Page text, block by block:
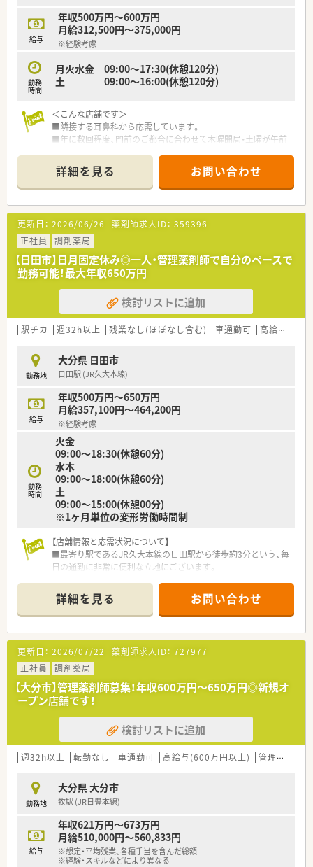
給与
年収500万円～600万円
月給312,500円～375,000円
※経験考慮
勤務
時間
月火水金 09:00～17:30(休憩120分)
土 09:00～16:00(休憩120分)
＜こんな店舗です＞
■隣接する耳鼻科から応需しています。
■年に数回程度、門前のご都合に合わせて木曜開局・土曜が午前
■現薬剤師様が70歳を超えている為、今後を見据えての後任募集
です。しっかり引継ぎ期間もございます。
＜こんな薬局です＞
■大分県内に5店舗展開している老舗薬局です
■人物面の採用に重視しており、スタッフ間の仲も良く、働きや
すい職場環境です
■協調性や調和を重視しており、人間関係も良好で定着率の高い
薬局です
詳細を見る お問い合わせ
更新日： 2026/06/26 薬剤師求人ID： 359396
正社員
調剤薬局
【日田市】日月固定休み◎一人・管理薬剤師で自分のペースで
勤務可能！最大年収650万円
検討リストに追加
駅チカ 週32h以上 残業なし(ほぼなし含む) 車通勤可 高給与(600万円以上)
勤務地
大分県 日田市
日田駅 (JR久大本線)
給与
年収500万円～650万円
月給357,100円～464,200円
※経験考慮
勤務
時間
火金
09:00～18:30(休憩60分)
水木
09:00～18:00(休憩60分)
土
09:00～15:00(休憩00分)
※1ヶ月単位の変形労働時間制
【店舗情報と応需状況について】
■最寄り駅であるJR久大本線の日田駅から徒歩約3分という、毎
日の通勤に非常に便利な立地にございます。
平均的な枚数は約30枚となっています。
■薬剤師は常勤1名、医療事務は常勤1名が在籍しており、協力し
合いながら業務を進めております。
【募集背景と求める人物像について】
■今回は現任者の退職に伴う欠員補充が目的であり、店舗を支え
てくださる新たな力をお待ちしています。
■管理薬剤師として、責任感を持って主体的に業務へ取り組んで
いただける方を心から歓迎いたします。
■患者様一人ひとりに寄り添い、温かいコミュニケーションを大
切にできる方を求めております。
【法人特徴について】
■福岡県や山口県を中心に、全国で100店舗以上の調剤薬局やド
■調剤薬局事業に加えて、介護事業や施術所の運営など、多角的
な経営で安定した基盤を築いています。
■年齢や社歴にかかわらず、挑戦する意欲を尊重する風通しの良
い企業文化が根付いています。
【求人情報について】
■これまでのご経験やスキルを最大限に評価し、年収650万円ま
詳細を見る お問い合わせ
更新日： 2026/07/22 薬剤師求人ID： 727977
正社員
調剤薬局
【大分市】管理薬剤師募集！年収600万円～650万円◎新規オ
ープン店舗です！
検討リストに追加
週32h以上 転勤なし 車通勤可 高給与(600万円以上) 管理薬剤師
勤務地
大分県 大分市
牧駅 (JR日豊本線)
給与
年収621万円～673万円
月給510,000円～560,833円
※想定・平均残業、各種手当を含んだ総額
※経験・スキルなどにより異なる